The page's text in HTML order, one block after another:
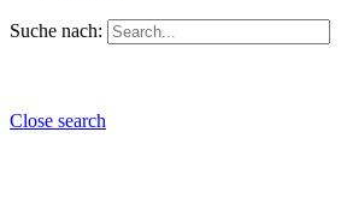
Suche nach:
Close search